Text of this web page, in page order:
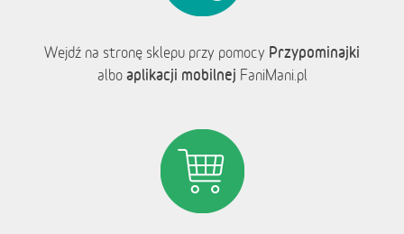
Wejdź na stronę sklepu przy pomocy Przypominajki
albo aplikacji mobilnej FaniMani.pl